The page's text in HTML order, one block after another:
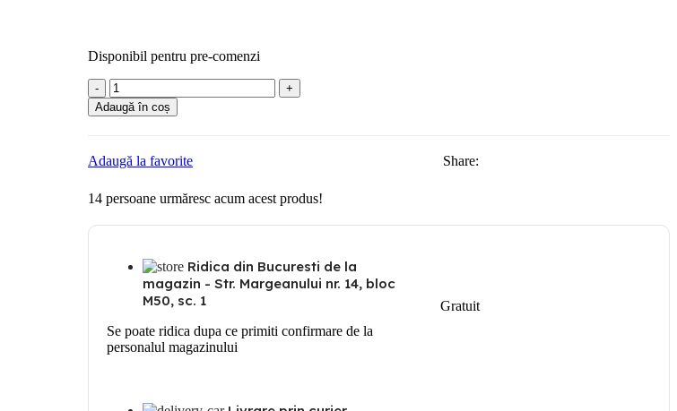
Disponibil pentru pre-comenzi
Cantitate
Cordon
Cablu
flexibil
Adaugă în coș
Adaugă la favorite Share:
14 persoane urmăresc acum acest produs!
Ridica din Bucuresti de la
magazin - Str. Margeanului nr. 14, bloc
M50, sc. 1
Se poate ridica dupa ce primiti confirmare de la
personalul magazinului
Gratuit